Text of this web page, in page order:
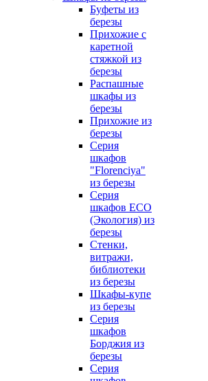
Буфеты из
березы
Прихожие с
каретной
стяжкой из
березы
Распашные
шкафы из
березы
Прихожие из
березы
Серия
шкафов
"Florenciya"
из березы
Серия
шкафов ECO
(Экология) из
березы
Стенки,
витражи,
библиотеки
из березы
Шкафы-купе
из березы
Серия
шкафов
Борджия из
березы
Серия